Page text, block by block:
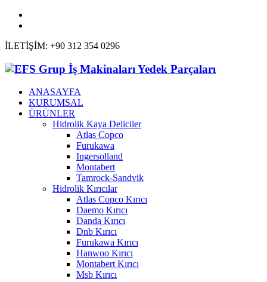
İLETİŞİM: +90 312 354 0296
ANASAYFA
KURUMSAL
ÜRÜNLER
Hidrolik Kaya Deliciler
Atlas Copco
Furukawa
Ingersolland
Montabert
Tamrock-Sandvik
Hidrolik Kırıcılar
Atlas Copco Kırıcı
Daemo Kırıcı
Danda Kırıcı
Dnb Kırıcı
Furukawa Kırıcı
Hanwoo Kırıcı
Montabert Kırıcı
Msb Kırıcı